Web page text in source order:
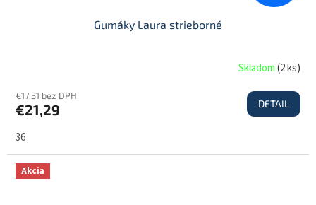
Gumáky Laura strieborné
Skladom(2 ks)
€17,31 bez DPH
€21,29 DETAIL
36
Akcia